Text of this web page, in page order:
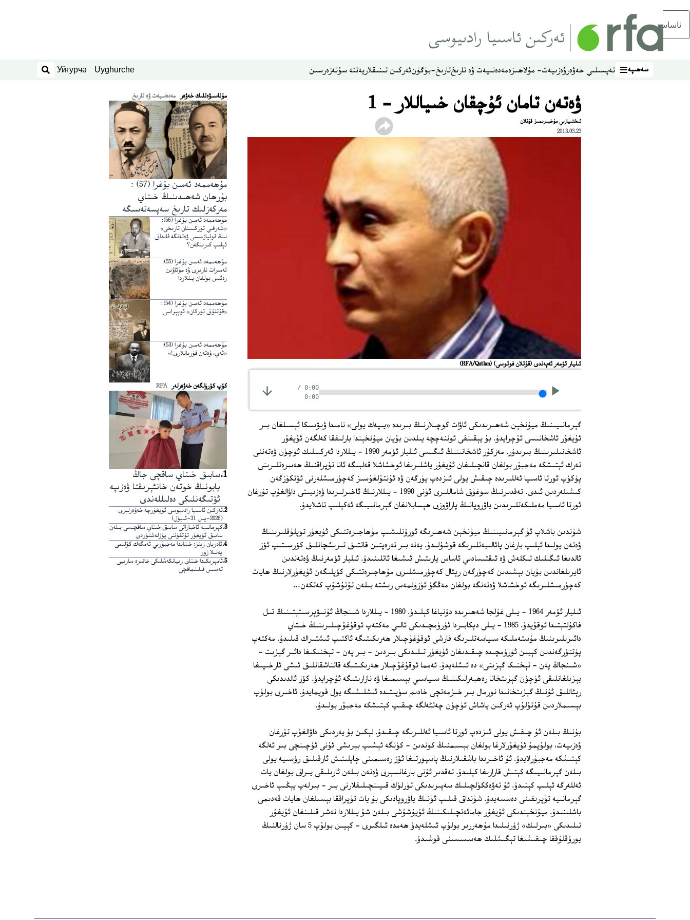
ئاساسلىق مەزمۇنغا ئاتلاڭ
سەھىپە
سەھىپە تەپسىلىي خەۋەرۋەزىيەت- مۇلاھىزەمەدەنىيەت ۋە تارىختارىخ-بۈگۈنئەركىن تىنىقلاريەتتە سۇنەزەرسىن Uyghurche
Уйғурчә
ئىزدەش
ۋەتەن تامان ئۇچقان خىياللار - 1
ئىختىيارىي مۇخبىرىمىز قۇتلان
2013.03.23
ئىليار ئۆمەر ئەپەندى (قۇتلان فوتوسى) (RFA/Qutlan)
0:00
/
0:00
گېرمانىيىنىڭ ميۇنخېن شەھىرىدىكى ئاۋات كوچىلارنىڭ بىرىدە «يىپەك يولى» نامىدا ۋىۋىسكا ئېسىلغان بىر
ئۇيغۇر ئاشخانىسى ئۇچرايدۇ. بۇ يېقىنقى ئوننەچچە يىلدىن بۇيان ميۇنخېندا بارلىققا كەلگەن ئۇيغۇر
ئاشخانىلىرىنىڭ بىرىدۇر. مەزكۇر ئاشخانىنىڭ ئىگىسى ئىليار ئۆمەر 1990 - يىللاردا ئەركىنلىك ئۈچۈن ۋەتەننى
تەرك ئېتىشكە مەجبۇر بولغان قانچىلىغان ئۇيغۇر ياشلىرىغا ئوخشاشلا قەلبىگە ئانا تۇپراقنىڭ ھەسرەتلىرىنى
پۈكۈپ ئورتا ئاسىيا ئەللىرىدە چىقىش يولى ئىزدەپ يۈرگەن ۋە ئۇنتۇلغۇسىز كەچۈرمىشلەرنى ئۆتكۈزگەن
كىشىلەردىن ئىدى. تەقدىرنىڭ سوغۇق شاماللىرى ئۇنى 1990 - يىللارنىڭ ئاخىرلىرىدا ۋەزىيىتى داۋالغۇپ تۇرغان
ئورتا ئاسىيا مەملىكەتلىرىدىن ياۋروپانىڭ پاراۋوزى ھېسابلانغان گېرمانىيىگە ئەكېلىپ تاشلايدۇ.
شۇندىن باشلاپ ئۇ گېرمانىيىنىڭ ميۇنخېن شەھىرىگە ئورۇنلىشىپ مۇھاجىرەتتىكى ئۇيغۇر توپلۇقلىرىنىڭ
ۋەتەن يولىدا ئېلىپ بارغان پائالىيەتلىرىگە قوشۇلىدۇ. يەنە بىر تەرەپتىن قاتتىق تىرىشچانلىق كۆرسىتىپ ئۆز
ئالدىغا ئىگىلىك تىكلەش ۋە ئىقتىسادىي ئاساس يارىتىش ئىشىغا ئاتلىنىدۇ. ئىليار ئۆمەرنىڭ ۋەتەندىن
ئايرىلغاندىن بۇيان بېشىدىن كەچۈرگەن رېئال كەچۈرمىشلىرى مۇھاجىرەتتىكى كۆپلىگەن ئۇيغۇرلارنىڭ ھايات
كەچۈرمىشلىرىگە ئوخشاشلا ۋەتەنگە بولغان مەڭگۈ ئۈزۈلمەس رىشتە بىلەن تۇتۇشۇپ كەتكەن…
ئىليار ئۆمەر 1964 - يىلى غۇلجا شەھىرىدە دۇنياغا كېلىدۇ. 1980 - يىللاردا شىنجاڭ ئۇنىۋېرسىتېتىنىڭ تىل
فاكۇلتېتىدا ئوقۇيدۇ. 1985 - يىلى دېكابىردا ئۈرۈمچىدىكى ئالىي مەكتەپ ئوقۇغۇچىلىرىنىڭ خىتاي
دائىرىلىرىنىڭ مۇستەملىكە سىياسەتلىرىگە قارشى ئوقۇغۇچىلار ھەرىكىتىگە ئاكتىپ ئىشتىراك قىلىدۇ. مەكتەپ
پۈتتۈرگەندىن كېيىن ئۈرۈمچىدە چىقىدىغان ئۇيغۇر تىلىدىكى بىردىن - بىر پەن - تېخنىكىغا دائىر گېزىت -
«شىنجاڭ پەن - تېخنىكا گېزىتى» دە ئىشلەيدۇ. ئەمما ئوقۇغۇچىلار ھەرىكىتىگە قاتناشقانلىق ئىشى ئارخىپىغا
يېزىلغانلىقى ئۈچۈن گېزىتخانا رەھبەرلىكىنىڭ سىياسىي بېسىمىغا ۋە نازارىتىگە ئۇچرايدۇ. كۆز ئالدىدىكى
رېئاللىق ئۇنىڭ گېزىتخانىدا نورمال بىر خىزمەتچى خادىم سۈپىتىدە ئىشلىشىگە يول قويمايدۇ. ئاخىرى بولۇپ
بېسىملاردىن قۇتۇلۇپ ئەركىن ياشاش ئۈچۈن چەتئەلگە چىقىپ كېتىشكە مەجبۇر بولىدۇ.
بۇنىڭ بىلەن ئۇ چىقىش يولى ئىزدەپ ئورتا ئاسىيا ئەللىرىگە چىقىدۇ. لېكىن بۇ يەردىكى داۋالغۇپ تۇرغان
ۋەزىيەت، بولۇپمۇ ئۇيغۇرلارغا بولغان بېسىمنىڭ كۈندىن - كۈنگە ئېشىپ بېرىشى ئۇنى ئۈچىنچى بىر ئەلگە
كېتىشكە مەجبۇرلايدۇ. ئۇ ئاخىرىدا باشقىلارنىڭ پاسپورتىغا ئۆز رەسىمىنى چاپلىتىش ئارقىلىق رۇسىيە يولى
بىلەن گېرمانىيىگە كېتىش قارارىغا كېلىدۇ. تەقدىر ئۇنى بارغانسېرى ۋەتەن بىلەن ئارىلىقى يىراق بولغان يات
ئەللەرگە ئېلىپ كېتىدۇ. ئۇ تەۋەككۈلچىلىك سەپىرىدىكى تۈرلۈك قىيىنچىلىقلارنى بىر - بىرلەپ يېڭىپ ئاخىرى
گېرمانىيە تۇپرىقىنى دەسسەيدۇ. شۇنداق قىلىپ ئۇنىڭ ياۋروپادىكى بۇ يات تۇپراققا بېسىلغان ھايات قەدىمى
باشلىنىدۇ. ميۇنخېندىكى ئۇيغۇر جامائەتچىلىكىنىڭ ئۇيۇشۇشى بىلەن شۇ يىللاردا نەشر قىلىنغان ئۇيغۇر
تىلىدىكى «بىرلىك» ژۇرنىلىدا مۇھەررىر بولۇپ ئىشلەيدۇ ھەمدە ئىلگىرى - كېيىن بولۇپ 5 سان ژۇرنالنىڭ
يورۇقلۇققا چىقىشىغا تېگىشلىك ھەسسىسىنى قوشىدۇ.
ﻣﯘﻧﺎﺳﯩﯟﻩﺗﻠﯩﻚ ﺧﻪﯞﻩﺭ مەدەنىيەت ۋە تارىخ
مۇھەممەد ئەمىن بۇغرا (57) :
بۇرھان شەھىدىنىڭ خىتاي
مەركەزلىك تارىخ سەپسەتەسىگە
رەددىيە
مۇھەممەد ئەمىن بۇغرا (56):
«شەرقىي تۈركىستان تارىخى»
نىڭ قوليازمىسى ۋەتەنگە قانداق
ئېلىپ كىرىلگەن؟
مۇھەممەد ئەمىن بۇغرا (55):
تەمىرات نازىرى ۋە مۇئاۋىن
رەئىس بولغان يىللاردا
مۇھەممەد ئەمىن بۇغرا (54) :
«قۇتلۇق تۈركان» ئوپېراسى
مۇھەممەد ئەمىن بۇغرا (53):
«ئەي، ۋەتەن قۇربانلارى!»
كۆپ كۆرۈلگەن خەۋەرلەر RFA
1
.سابىق خىتاي ساقچى جاڭ
يابونىڭ خوتەن خانئېرىقتا ۋەزىپە
ئۆتىگەنلىكى دەلىللەندى
2
.ئەركىن ئاسىيا رادىيوسى ئۇيغۇرچە خەۋەرلىرى
(2026-يىل 31-ئىيۇل)
3
.گېرمانىيە ئاخباراتى سابىق خىتاي ساقچىسى بىلەن
سابىق ئۇيغۇر تۇتقۇننى يۈزلەشتۈردى
4
.ئادريان زېنز: خىتايدا مەجبۇرىي ئەمگەك كۆلىمى
يەنىلا زور
5
.ئامېرىكىدا خىتاي زىيانكەشلىكى خاتىرە سارىيى
تەسىس قىلىنماقچى